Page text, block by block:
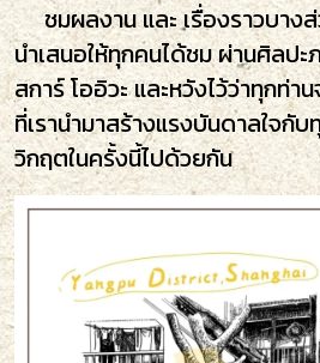
ชมผลงาน และ เรื่องราวบางส่
นำเสนอให้ทุกคนได้ชม ผ่านศิล
สการ์ โออิวะ และหวังไว้ว่าทุกท่า
ที่เรานำมาสร้างแรงบันดาลใจกับ
วิกฤตในครั้งนี้ไปด้วยกัน